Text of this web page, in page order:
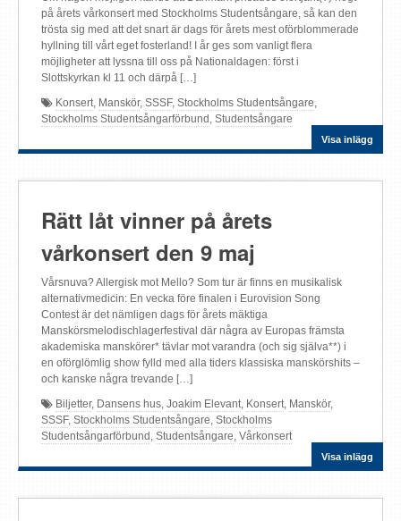
på årets vårkonsert med Stockholms Studentsångare, så kan den
trösta sig med att det snart är dags för årets mest oförblommerade
hyllning till vårt eget fosterland! I år ges som vanligt flera
möjligheter att lyssna till oss på Nationaldagen: först i
Slottskyrkan kl 11 och därpå […]
Visa inlägg
Konsert, Manskör, SSSF, Stockholms Studentsångare,
Stockholms Studentsångarförbund, Studentsångare
Rätt låt vinner på årets
vårkonsert den 9 maj
Vårsnuva? Allergisk mot Mello? Som tur är finns en musikalisk
alternativmedicin: En vecka före finalen i Eurovision Song
Contest är det nämligen dags för årets mäktiga
Manskörsmelodischlagerfestival där några av Europas främsta
akademiska manskörer* tävlar mot varandra (och sig själva**) i
en oförglömlig show fylld med alla tiders klassiska manskörshits –
och kanske några trevande […]
Visa inlägg
Biljetter, Dansens hus, Joakim Elevant, Konsert, Manskör,
SSSF, Stockholms Studentsångare, Stockholms
Studentsångarförbund , Studentsångare, Vårkonsert